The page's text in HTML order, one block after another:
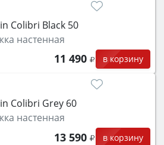
Colibri Black 50
настенная
11 490 в корзину
Colibri Grey 60
настенная
13 590 в корзину